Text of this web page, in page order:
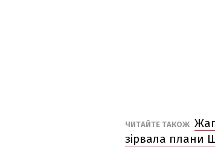
ЧИТАЙТЕ ТАКОЖ
зірвала плани